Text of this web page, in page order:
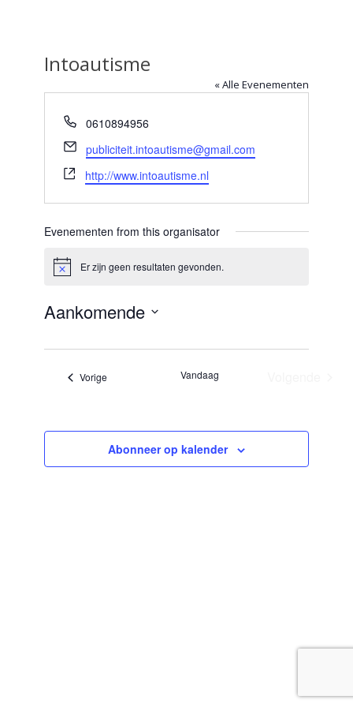
Intoautisme
« Alle Evenementen
Telefoon
0610894956
E-
mail
publiciteit.intoautisme@gmail.com
Website
http://www.intoautisme.nl
Evenementen from this organisator
BerichtEr zijn geen resultaten gevonden.
Aankomende
een
Vorige Vandaag
Abonneer op kalender